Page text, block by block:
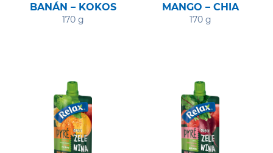
BANÁN – KOKOS
170 g
MANGO – CHIA
170 g